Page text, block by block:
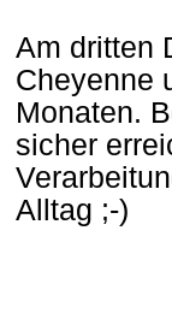
Am dritten
Cheyenne
Monaten.
sicher
Alltag ;-)